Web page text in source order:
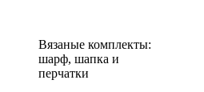
Вязаные комплекты:
шарф, шапка и
перчатки